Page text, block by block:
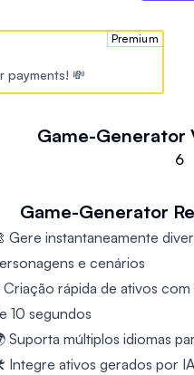
Premium
payments! 💸
Game-Generator
6
Game-Generator
Gere instantaneamente
e cenários
Criação rápida de ativos
10 segundos
Suporta múltiplos idiomas
Integre ativos gerados por